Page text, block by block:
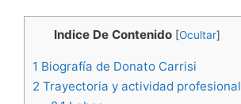
Indice De Contenido [Ocultar]
1 Biografía de Donato Carrisi
2 Trayectoria y actividad profesional